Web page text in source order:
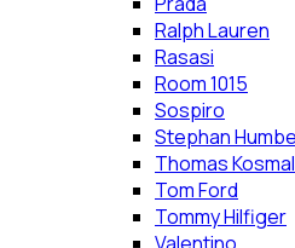
Ralph Lauren
Rasasi
Room 1015
Sospiro
Stephan
Thomas
Tom Ford
Tommy Hilfiger